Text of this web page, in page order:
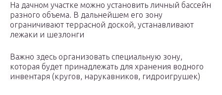
На дачном участке можно установить личный бассейн
разного объема. В дальнейшем его зону
ограничивают террасной доской, устанавливают
лежаки и шезлонги
Важно здесь организовать специальную зону,
которая будет принадлежать для хранения водного
инвентаря (кругов, нарукавников, гидроигрушек)